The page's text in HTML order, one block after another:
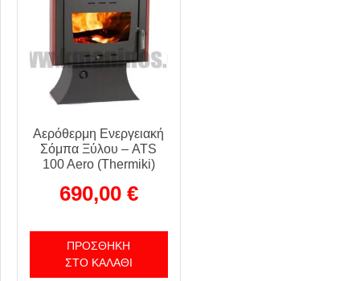
Αερόθερμη Ενεργειακή
Σόμπα Ξύλου – ATS
100 Aero (Thermiki)
690,00 €
ΠΡΟΣΘΉΚΗ
ΣΤΟ ΚΑΛΆΘΙ